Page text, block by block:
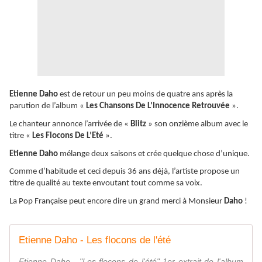
Etienne Daho est de retour un peu moins de quatre ans après la
parution de l’album « Les Chansons De L’Innocence Retrouvée ».
Le chanteur annonce l’arrivée de « Blitz » son onzième album avec le
titre « Les Flocons De L’Eté ».
Etienne Daho mélange deux saisons et crée quelque chose d’unique.
Comme d’habitude et ceci depuis 36 ans déjà, l’artiste propose un
titre de qualité au texte envoutant tout comme sa voix.
La Pop Française peut encore dire un grand merci à Monsieur Daho !
Etienne Daho - Les flocons de l'été